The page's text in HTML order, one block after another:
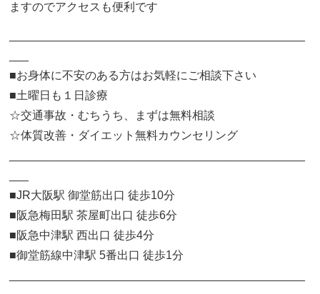
ますのでアクセスも便利です
■お身体に不安のある方はお気軽にご相談下さい
■土曜日も１日診療
☆交通事故・むちうち、まずは無料相談
☆体質改善・ダイエット無料カウンセリング
■JR大阪駅 御堂筋出口 徒歩10分
■阪急梅田駅 茶屋町出口 徒歩6分
■阪急中津駅 西出口 徒歩4分
■御堂筋線中津駅 5番出口 徒歩1分